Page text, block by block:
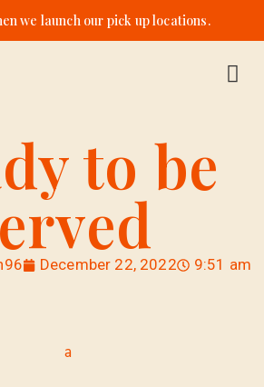
we launch our pick up locations.
to be
December 22, 2022 9:51 am